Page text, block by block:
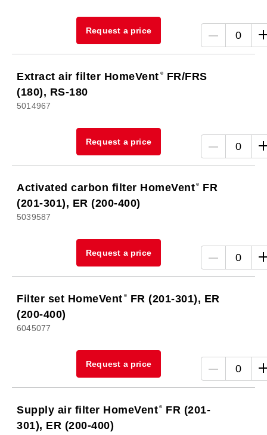
Request a price 0
Extract air filter HomeVent
FR/FRS
(180), RS-180
5014967
Request a price 0
Activated carbon filter HomeVent
FR
(201-301), ER (200-400)
5039587
Request a price 0
Filter set HomeVent
FR (201-301), ER
(200-400)
6045077
Request a price 0
Supply air filter HomeVent
FR (201-
301), ER (200-400)